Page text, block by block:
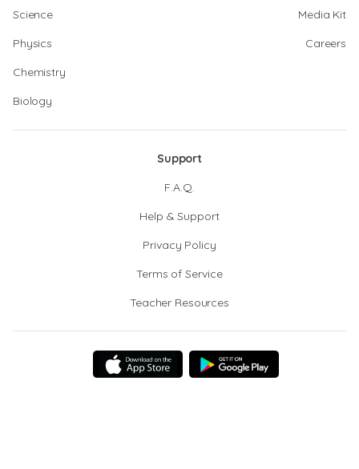
Science
Physics
Chemistry
Biology
Media Kit
Careers
Support
F.A.Q.
Help & Support
Privacy Policy
Terms of Service
Teacher Resources